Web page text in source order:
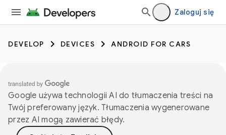
Zaloguj się
DEVELOP DEVICES ANDROID FOR CARS
Google używa technologii AI do tłumaczenia treści na
Twój preferowany język. Tłumaczenia wygenerowane
przez AI mogą zawierać błędy.